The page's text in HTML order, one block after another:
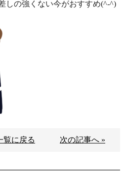
しの強くない今がおすすめ(^-^)
覧に戻る 次の記事へ »